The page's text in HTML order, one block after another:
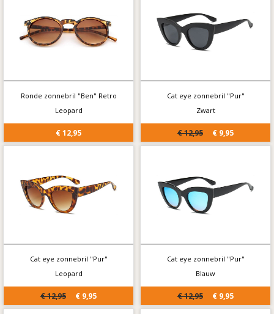
Ronde zonnebril "Ben" Retro
Leopard
€ 12,95
Cat eye zonnebril "Pur"
Zwart
€ 12,95 € 9,95
Cat eye zonnebril "Pur"
Leopard
€ 12,95 € 9,95
Cat eye zonnebril "Pur"
Blauw
€ 12,95 € 9,95